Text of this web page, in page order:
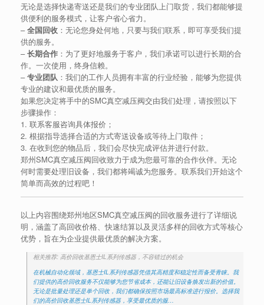
无论是选择快递寄送还是我们的专业团队上门取货，我们都能够提
供便利的服务模式，让客户省心省力。
–全国回收 ：无论您身处何地，只要与我们联系，即可享受我们提
供的服务。
–长期合作 ：为了更好地服务于客户，我们承诺可以进行长期的合
作。一次使用，终身信赖。
–专业团队 ：我们的工作人员拥有丰富的行业经验，能够为您提供
专业的建议和最优质的服务。
如果您决定将手中的SMC真空减压阀交由我们处理，请按照以下
步骤操作：
1. 联系客服咨询具体报价；
2. 根据指导选择合适的方式寄送设备或等待上门取件；
3. 在收到您的物品后，我们会尽快完成评估并进行付款。
郑州SMC真空减压阀回收致力于成为您最可靠的合作伙伴。无论
何时需要处理旧设备，我们都将竭诚为您服务。联系我们开始这个
简单而高效的过程吧！
以上内容围绕郑州地区SMC真空减压阀的回收服务进行了详细说
明，涵盖了高回收价格、快速结算以及灵活多样的回收方式等核心
优势，旨在为企业提供最优质的解决方案。
相关推荐: 高价回收基恩士IL系列传感器，不容错过的机会
在机械自动化领域，基恩士IL系列传感器凭借其高精度和稳定性而备受青睐。我
们提供的高价回收服务不仅能够为您节省成本，还能让旧设备焕发出新的价值。
无论是批量处理还是单个回收，我们都确保按照市场最高标准进行报价。选择我
们的高价回收基恩士IL系列传感器，享受最优质的服…